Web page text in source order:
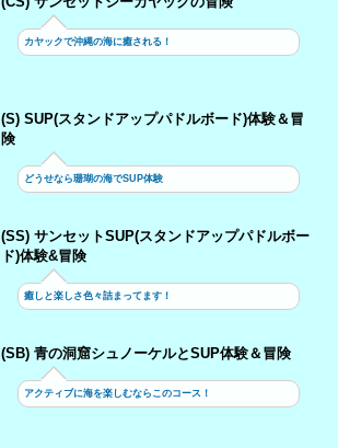
カヤックで沖縄の海に癒される！
(S) SUP(スタンドアップパドルボード)体験＆冒
険
どうせなら珊瑚の海でSUP体験
(SS) サンセットSUP(スタンドアップパドルボー
ド)体験&冒険
癒しと楽しさ色々詰まってます！
(SB) 青の洞窟シュノーケルとSUP体験＆冒険
アクティブに海を楽しむならこのコース！